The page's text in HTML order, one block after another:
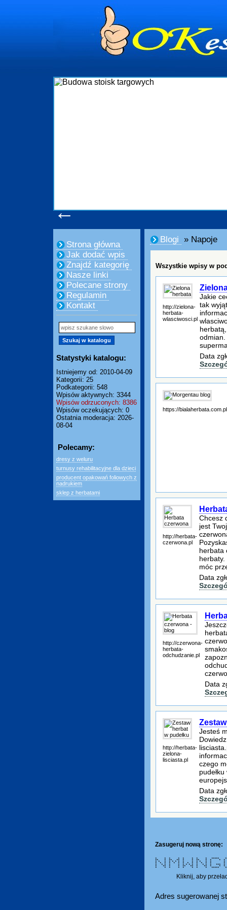
←
Strona główna
Jak dodać wpis
Znajdź kategorię
Nasze linki
Polecane strony
Regulamin
Kontakt
Statystyki katalogu:
Istniejemy od: 2010-04-09
Kategorii: 25
Podkategorii: 548
Wpisów aktywnych: 3344
Wpisów odrzuconych: 8386
Wpisów oczekujących: 0
Ostatnia moderacja: 2026-
08-04
Polecamy:
dresy z weluru
turnusy rehabilitacyjne dla dzieci
producent opakowań foliowych z
nadrukiem
sklep z herbatami
Blogi » Napoje
Wszystkie wpisy w
http://zielona-
herbata-
wlasciwosci.pl
Jakie
tak
Data
https://bialaherbata.com.pl
http://herbata-
czerwona.pl
Chcesz
jest
herbata
móc
Data
http://czerwona-
herbata-
odchudzanie.pl
Data
http://herbata-
zielona-
lisciasta.pl
Jesteś
czego
Data
Zasugeruj nową stronę:
* * * * * * * * *****
** * ** ** * * ** * *
* * * * * * * * * * *
* * * * * * * * * *
* * * * * * * * * * *
* ** * * ** ** * **
* * * * * * * * *****
Kliknij, aby
Adres sugerowanej